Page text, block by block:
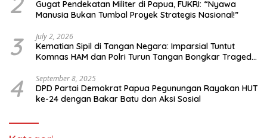
Gugat Pendekatan Militer di Papua, FUKRI: “Nyawa
Manusia Bukan Tumbal Proyek Strategis Nasional!”
3 July 2, 2026
Kematian Sipil di Tangan Negara: Imparsial Tuntut
Komnas HAM dan Polri Turun Tangan Bongkar Tragedi
4 September 8, 2025
DPD Partai Demokrat Papua Pegunungan Rayakan HUT
ke-24 dengan Bakar Batu dan Aksi Sosial